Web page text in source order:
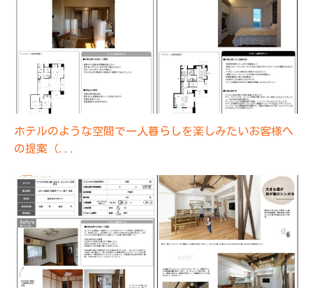
ホテルのような空間で一人暮らしを楽しみたいお客様へ
の提案（...